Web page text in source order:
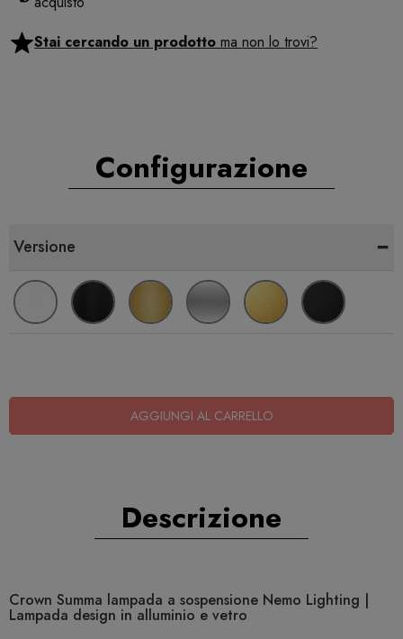
Stai cercando un prodotto ma non lo trovi?
Configurazione
Versione -
AGGIUNGI AL CARRELLO
Descrizione
Crown Summa lampada a sospensione Nemo Lighting |
Lampada design in alluminio e vetro